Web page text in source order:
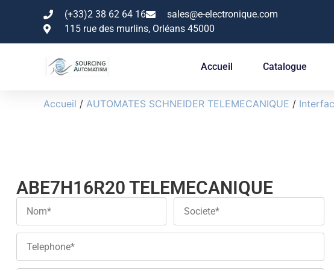
(+33)2 38 62 64 16
sales@e-electronique.com
115 rue des murlins, Orléans 45000
Accueil Catalogue
Accueil / AUTOMATES SCHNEIDER TELEMECANIQUE /
ABE7H16R20 TELEMECANIQUE